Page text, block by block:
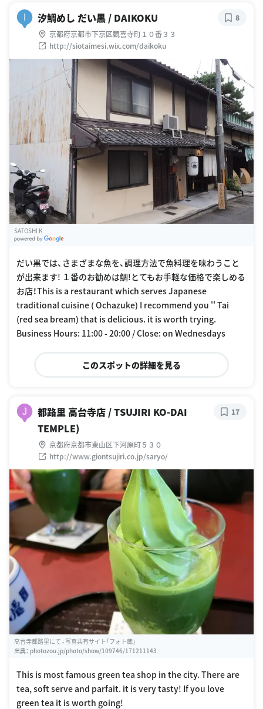
汐鯛めし だい黒 / DAIKOKU
京都府京都市下京区観喜寺町１０番３３
http://siotaimesi.wix.com/daikoku
8
SATOSHI K
だい黒では、さまざまな魚を、調理方法で魚料理を味わうこと
が出来ます! １番のお勧めは鯛!とてもお手軽な価格で楽しめる
お店！This is a restaurant which serves Japanese
traditional cuisine ( Ochazuke) I recommend you '' Tai
(red sea bream) that is delicious. it is worth trying.
Business Hours: 11:00 - 20:00 / Close: on Wednesdays
このスポットの詳細を見る
J
都路里 高台寺店 / TSUJIRI KO-DAI
TEMPLE)
京都府京都市東山区下河原町５３０
http://www.giontsujiri.co.jp/saryo/
17
高台寺都路里にて - 写真共有サイト「フォト蔵」
出典： photozou.jp/photo/show/109746/171211143
This is most famous green tea shop in the city. There are
tea, soft serve and parfait. it is very tasty! If you love
green tea it is worth going!